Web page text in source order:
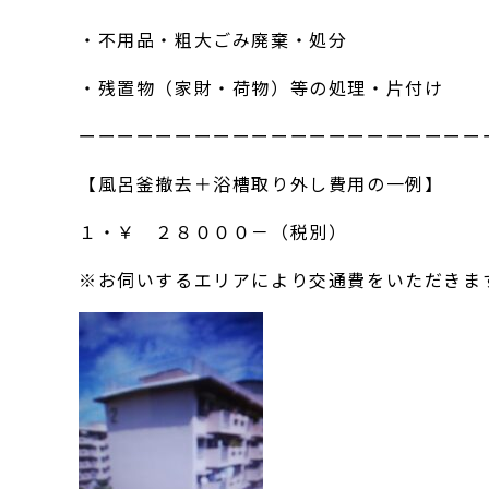
・不用品・粗大ごみ廃棄・処分
・残置物（家財・荷物）等の処理・片付け
ーーーーーーーーーーーーーーーーーーーーー
【風呂釜撤去＋浴槽取り外し費用の一例】
１・￥ ２８０００－（税別）
※お伺いするエリアにより交通費をいただきま